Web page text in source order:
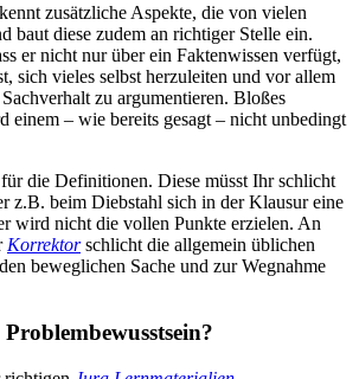
zusätzliche Aspekte, die von vielen
baut diese zudem an richtiger Stelle ein.
er nicht nur über ein Faktenwissen verfügt,
sich vieles selbst herzuleiten und vor allem
zu argumentieren. Bloßes
einem – wie bereits gesagt – nicht unbedingt
die Definitionen. Diese müsst Ihr schlicht
z.B. beim Diebstahl sich in der Klausur eine
wird nicht die vollen Punkte erzielen. An
Korrektorschlicht die allgemein üblichen
beweglichen Sache und zur Wegnahme